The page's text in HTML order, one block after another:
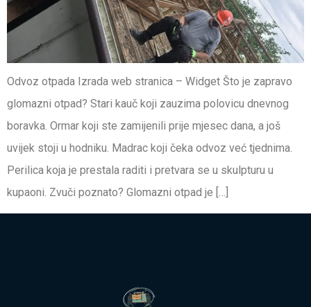
Odvoz otpada Izrada web stranica – Widget Što je zapravo
glomazni otpad? Stari kauč koji zauzima polovicu dnevnog
boravka. Ormar koji ste zamijenili prije mjesec dana, a još
uvijek stoji u hodniku. Madrac koji čeka odvoz već tjednima.
Perilica koja je prestala raditi i pretvara se u skulpturu u
kupaoni. Zvuči poznato? Glomazni otpad je […]